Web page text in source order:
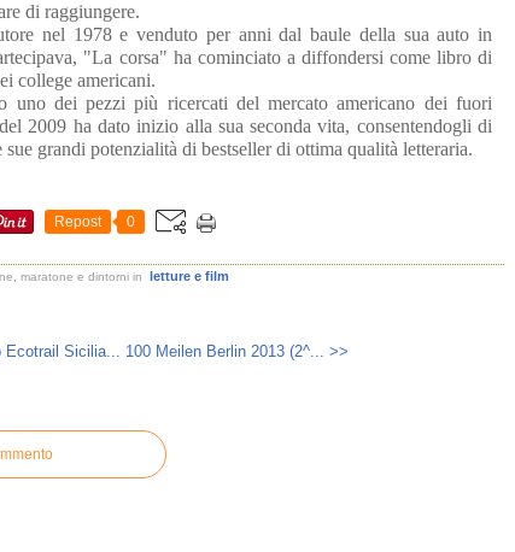
di raggiungere.
nel 1978 e venduto per anni dal baule della sua auto in
"La corsa" ha cominciato a diffondersi come libro di
college americani.
uno dei pezzi più ricercati del mercato americano dei fuori
2009 ha dato inizio alla sua seconda vita, consentendogli di
grandi potenzialità di bestseller di ottima qualità letteraria.
Repost 0
maratone e dintorni in
letture e film
Ecotrail Sicilia... 100 Meilen Berlin 2013 (2^... >>